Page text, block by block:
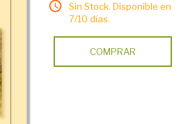
Sin Stock. Disponible en
7/10 días.
COMPRAR